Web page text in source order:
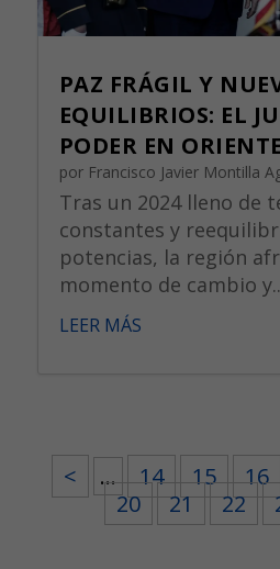
PAZ FRÁGIL Y
EQUILIBRIOS: EL
PODER EN
por Francisco Javier Montilla
Tras un 2024 lleno de
constantes y
potencias, la región
momento de cambio
LEER MÁS
< ... 14 15 16
20
21 22